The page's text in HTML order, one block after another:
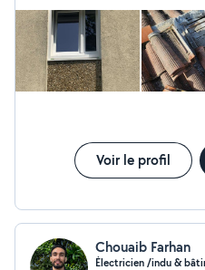
Voir le profil
Chouaib Farhan
Électricien /indu &